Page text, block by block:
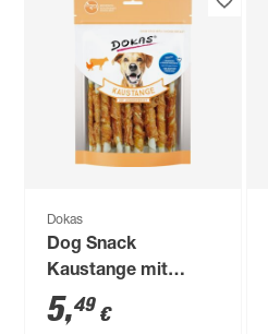
Dokas
Dog Snack
Kaustange mit
Hühnerbrustfilet 200
g
5,49 €